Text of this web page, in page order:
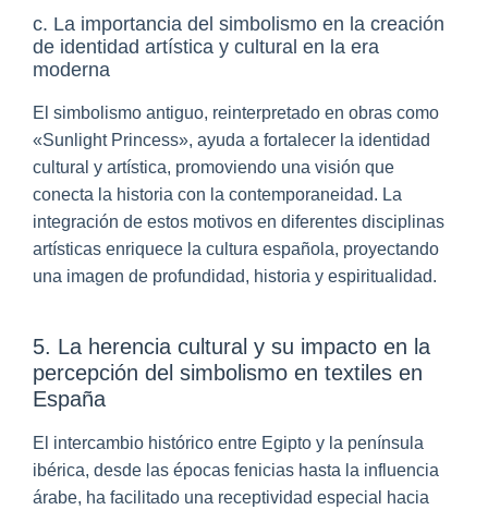
c. La importancia del simbolismo en la creación
de identidad artística y cultural en la era
moderna
El simbolismo antiguo, reinterpretado en obras como
«Sunlight Princess», ayuda a fortalecer la identidad
cultural y artística, promoviendo una visión que
conecta la historia con la contemporaneidad. La
integración de estos motivos en diferentes disciplinas
artísticas enriquece la cultura española, proyectando
una imagen de profundidad, historia y espiritualidad.
5. La herencia cultural y su impacto en la
percepción del simbolismo en textiles en
España
El intercambio histórico entre Egipto y la península
ibérica, desde las épocas fenicias hasta la influencia
árabe, ha facilitado una receptividad especial hacia